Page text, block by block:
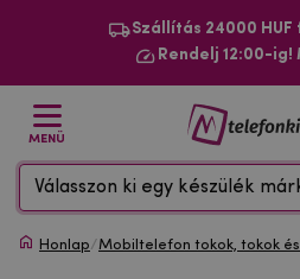
Szállítás 24000 HUF
Rendelj 12:00-ig!
MENÜ
Válasszon ki egy készülék
Honlap/Mobiltelefon tokok, tokok